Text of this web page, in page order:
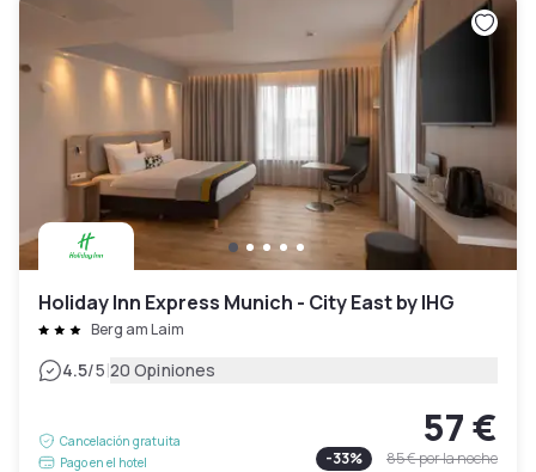
Holiday Inn Express Munich - City East by IHG
Berg am Laim
4.5/5|20 Opiniones
Cancelación gratuita
Pago en el hotel
57 €
-33% 85 €por la noche